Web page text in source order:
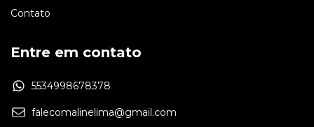
Contato
Entre em contato
5534998678378
falecomalinelima@gmail.com